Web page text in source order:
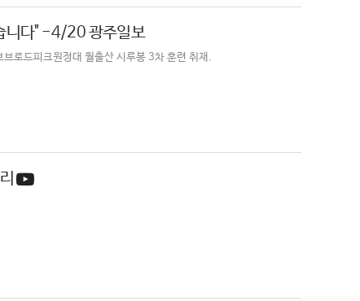
니다" -4/20 광주일보
로드피크원정대 월출산 시루봉 3차 훈련 취재.